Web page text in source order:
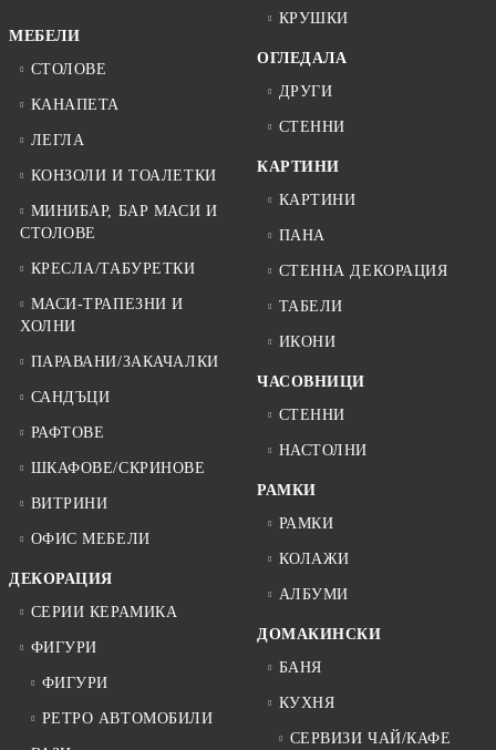
МЕБЕЛИ
СТОЛОВЕ
КАНАПЕТА
ЛЕГЛА
КОНЗОЛИ И ТОАЛЕТКИ
МИНИБАР, БАР МАСИ И
СТОЛОВЕ
КРЕСЛА/ТАБУРЕТКИ
МАСИ-ТРАПЕЗНИ И
ХОЛНИ
ПАРАВАНИ/ЗАКАЧАЛКИ
САНДЪЦИ
РАФТОВЕ
ШКАФОВЕ/СКРИНОВЕ
ВИТРИНИ
ОФИС МЕБЕЛИ
ДЕКОРАЦИЯ
СЕРИИ КЕРАМИКА
ФИГУРИ
ФИГУРИ
РЕТРО АВТОМОБИЛИ
КРУШКИ
ОГЛЕДАЛА
ДРУГИ
СТЕННИ
КАРТИНИ
КАРТИНИ
ПАНА
СТЕННА ДЕКОРАЦИЯ
ТАБЕЛИ
ИКОНИ
ЧАСОВНИЦИ
СТЕННИ
НАСТОЛНИ
РАМКИ
РАМКИ
КОЛАЖИ
АЛБУМИ
ДОМАКИНСКИ
БАНЯ
КУХНЯ
СЕРВИЗИ ЧАЙ/КАФЕ